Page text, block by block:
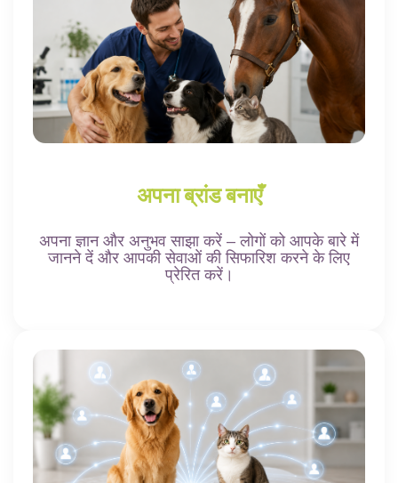
अपना ब्रांड बनाएँ
अपना ज्ञान और अनुभव साझा करें – लोगों को आपके बारे में
जानने दें और आपकी सेवाओं की सिफारिश करने के लिए
प्रेरित करें।